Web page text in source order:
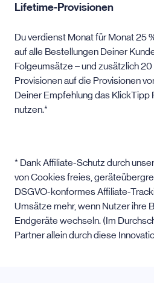
Lifetime-Provisionen
Du verdienst Monat für Monat 25
auf alle Bestellungen Deiner
Folgeumsätze – und zusätzlich
Provisionen auf die Provisionen
Deiner Empfehlung das KlickTipp
nutzen.*
* Dank Affiliate-Schutz durch
von Cookies freies,
DSGVO-konformes Affiliate-
Umsätze mehr, wenn Nutzer ihre
Endgeräte wechseln. (Im
Partner allein durch diese